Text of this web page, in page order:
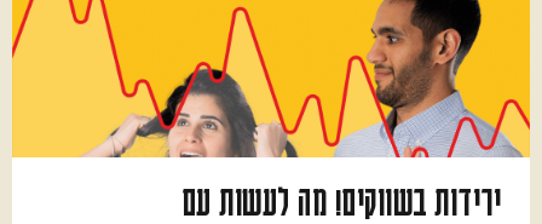
ירידות בשווקים! מה לעשות עם